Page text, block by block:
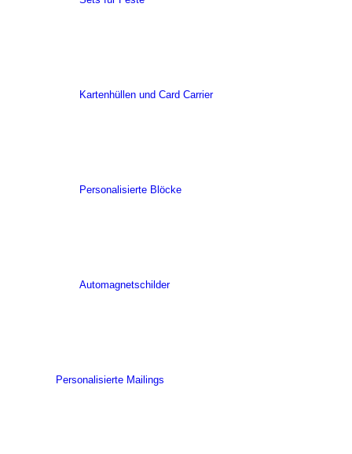
Kartenhüllen und Card Carrier
Personalisierte Blöcke
Automagnetschilder
Personalisierte Mailings